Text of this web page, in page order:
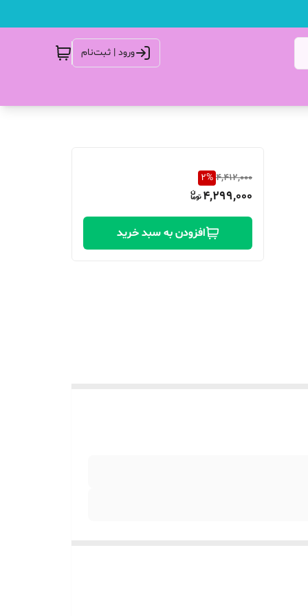
ورود | ثبت‌نام
4,412,000
2%
4,299,000
افزودن به سبد خرید